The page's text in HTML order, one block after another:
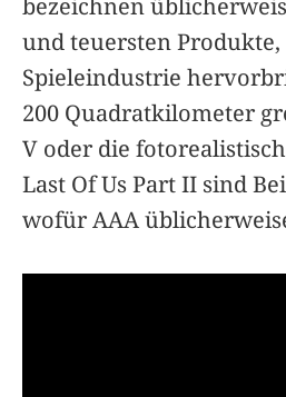
bezeichnen
und teuersten Produkte,
Spieleindustrie
200 Quadratkilometer
V oder die
Last Of Us Part II sind
wofür AAA